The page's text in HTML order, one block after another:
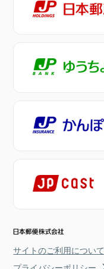
サイトのご利用について